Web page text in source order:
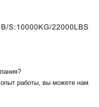
работы, вы можете нам